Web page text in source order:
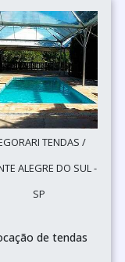
TENDAS /
ALEGRE DO SUL -
SP
de tendas